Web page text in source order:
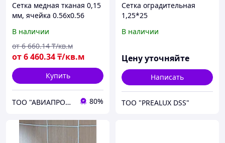
Сетка медная тканая 0,15
мм, ячейка 0.56х0.56
В наличии
от6 460.34₸/кв.м
от 6 660.14 ₸/кв.м
Купить
ТОО "АВИАПРОМСТАЛЬ" 80%
Сетка оградительная
1,25*25
В наличии
Цену уточняйте
Написать
ТОО "PREALUX DSS"